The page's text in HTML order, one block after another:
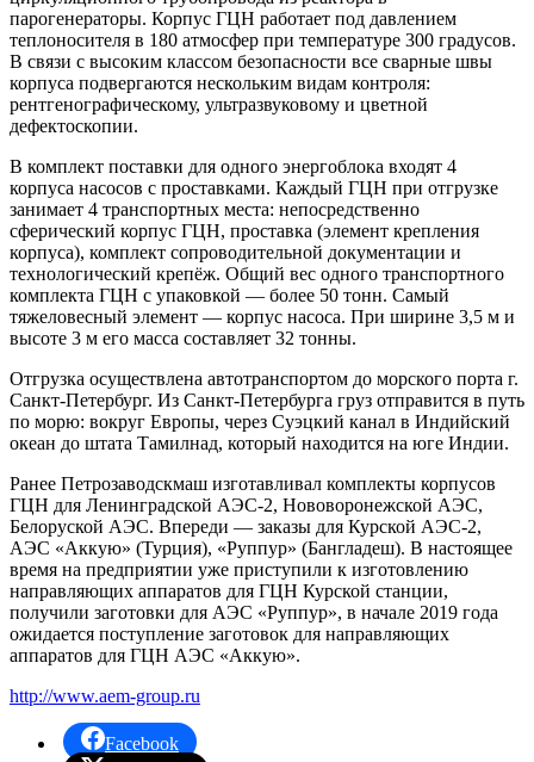
парогенераторы. Корпус ГЦН работает под давлением
теплоносителя в 180 атмосфер при температуре 300 градусов.
В связи с высоким классом безопасности все сварные швы
корпуса подвергаются нескольким видам контроля:
рентгенографическому, ультразвуковому и цветной
дефектоскопии.
В комплект поставки для одного энергоблока входят 4
корпуса насосов с проставками. Каждый ГЦН при отгрузке
занимает 4 транспортных места: непосредственно
сферический корпус ГЦН, проставка (элемент крепления
корпуса), комплект сопроводительной документации и
технологический крепёж. Общий вес одного транспортного
комплекта ГЦН с упаковкой — более 50 тонн. Самый
тяжеловесный элемент — корпус насоса. При ширине 3,5 м и
высоте 3 м его масса составляет 32 тонны.
Отгрузка осуществлена автотранспортом до морского порта г.
Санкт-Петербург. Из Санкт-Петербурга груз отправится в путь
по морю: вокруг Европы, через Суэцкий канал в Индийский
океан до штата Тамилнад, который находится на юге Индии.
Ранее Петрозаводскмаш изготавливал комплекты корпусов
ГЦН для Ленинградской АЭС-2, Нововоронежской АЭС,
Белоруской АЭС. Впереди — заказы для Курской АЭС-2,
АЭС «Аккую» (Турция), «Руппур» (Бангладеш). В настоящее
время на предприятии уже приступили к изготовлению
направляющих аппаратов для ГЦН Курской станции,
получили заготовки для АЭС «Руппур», в начале 2019 года
ожидается поступление заготовок для направляющих
аппаратов для ГЦН АЭС «Аккую».
http://www.aem-group.ru
Facebook